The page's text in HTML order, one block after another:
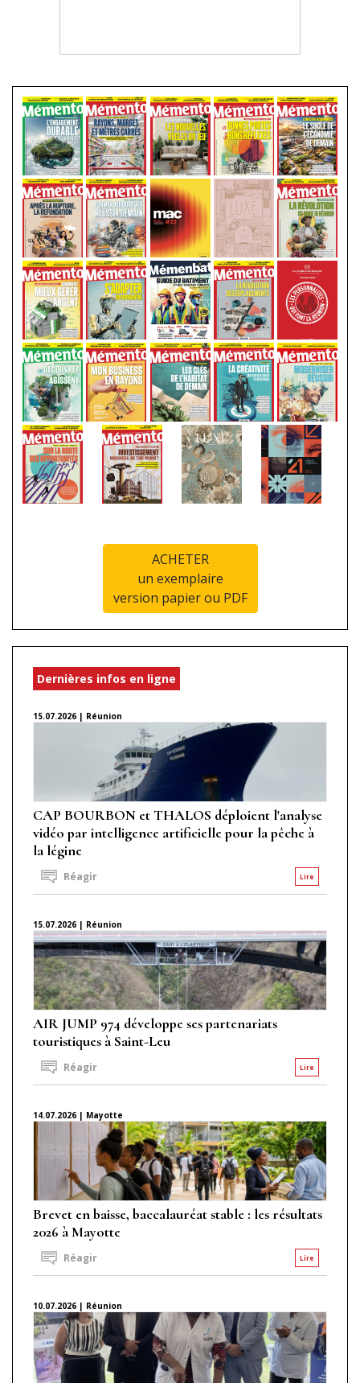
ACHETER
un exemplaire
version papier ou PDF
Dernières infos en ligne
15.07.2026 | Réunion
CAP BOURBON et THALOS déploient l'analyse
vidéo par intelligence artificielle pour la pêche à
la légine
Lire
Réagir
15.07.2026 | Réunion
AIR JUMP 974 développe ses partenariats
touristiques à Saint-Leu
Lire
Réagir
14.07.2026 | Mayotte
Brevet en baisse, baccalauréat stable : les résultats
2026 à Mayotte
Lire
Réagir
10.07.2026 | Réunion